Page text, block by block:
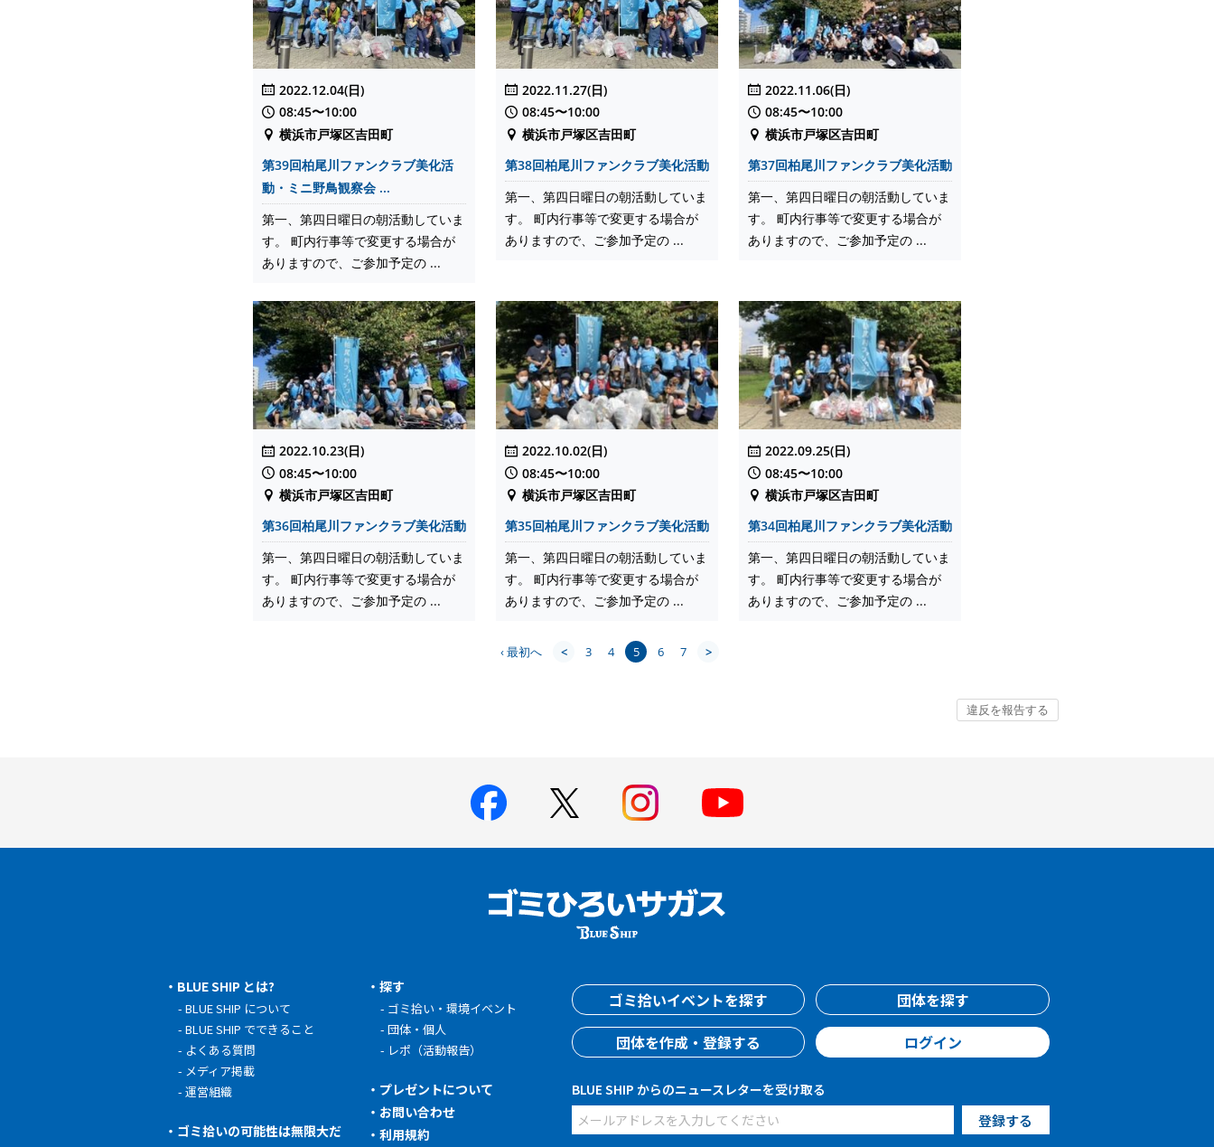
2022.12.04(日)
08:45〜10:00
横浜市戸塚区吉田町
第39回柏尾川ファンクラブ美化活
動・ミニ野鳥観察会 ...
第一、第四日曜日の朝活動していま
す。 町内行事等で変更する場合が
ありますので、ご参加予定の ...
2022.11.27(日)
08:45〜10:00
横浜市戸塚区吉田町
第38回柏尾川ファンクラブ美化活動
第一、第四日曜日の朝活動していま
す。 町内行事等で変更する場合が
ありますので、ご参加予定の ...
2022.11.06(日)
08:45〜10:00
横浜市戸塚区吉田町
第37回柏尾川ファンクラブ美化活動
第一、第四日曜日の朝活動していま
す。 町内行事等で変更する場合が
ありますので、ご参加予定の ...
2022.10.23(日)
08:45〜10:00
横浜市戸塚区吉田町
第36回柏尾川ファンクラブ美化活動
第一、第四日曜日の朝活動していま
す。 町内行事等で変更する場合が
ありますので、ご参加予定の ...
2022.10.02(日)
08:45〜10:00
横浜市戸塚区吉田町
第35回柏尾川ファンクラブ美化活動
第一、第四日曜日の朝活動していま
す。 町内行事等で変更する場合が
ありますので、ご参加予定の ...
2022.09.25(日)
08:45〜10:00
横浜市戸塚区吉田町
第34回柏尾川ファンクラブ美化活動
第一、第四日曜日の朝活動していま
す。 町内行事等で変更する場合が
ありますので、ご参加予定の ...
‹ 最初へ < 3 4 5 6 7 >
BLUE SHIP とは?
BLUE SHIP について
BLUE SHIP でできること
よくある質問
メディア掲載
運営組織
ゴミ拾いの可能性は無限大だ
探す
ゴミ拾い・環境イベント
団体・個人
レポ（活動報告）
プレゼントについて
お問い合わせ
利用規約
ゴミ拾いイベントを探す
団体を探す
団体を作成・登録する
ログイン
BLUE SHIP からのニュースレターを受け取る